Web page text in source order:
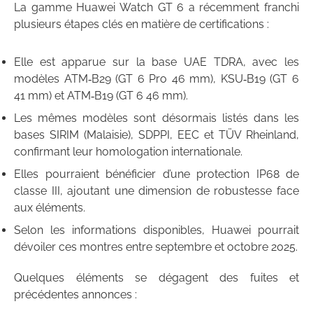
La gamme Huawei Watch GT 6 a récemment franchi
plusieurs étapes clés en matière de certifications :
Elle est apparue sur la base UAE TDRA, avec les
modèles ATM‑B29 (GT 6 Pro 46 mm), KSU‑B19 (GT 6
41 mm) et ATM‑B19 (GT 6 46 mm).
Les mêmes modèles sont désormais listés dans les
bases SIRIM (Malaisie), SDPPI, EEC et TÜV Rheinland,
confirmant leur homologation internationale.
Elles pourraient bénéficier d’une protection IP68 de
classe III, ajoutant une dimension de robustesse face
aux éléments.
Selon les informations disponibles, Huawei pourrait
dévoiler ces montres entre septembre et octobre 2025.
Quelques éléments se dégagent des fuites et
précédentes annonces :